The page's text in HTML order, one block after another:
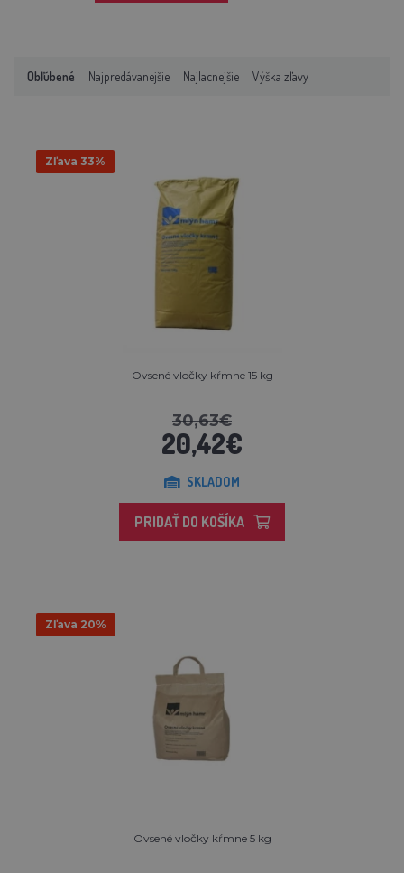
Obľúbené Najpredávanejšie Najlacnejšie Výška zľavy
Zľava 33%
Ovsené vločky kŕmne 15 kg
30,63€
20,42€
SKLADOM
PRIDAŤ DO KOŠÍKA
Zľava 20%
Ovsené vločky kŕmne 5 kg